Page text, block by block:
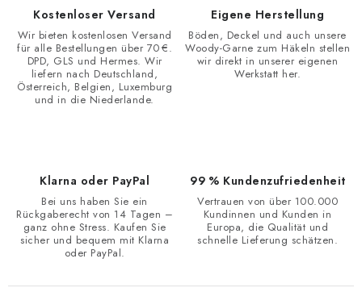
Kostenloser Versand
Wir bieten kostenlosen Versand
für alle Bestellungen über 70 €.
DPD, GLS und Hermes. Wir
liefern nach Deutschland,
Österreich, Belgien, Luxemburg
und in die Niederlande.
Eigene Herstellung
Böden, Deckel und auch unsere
Woody-Garne zum Häkeln stellen
wir direkt in unserer eigenen
Werkstatt her.
Klarna oder PayPal
Bei uns haben Sie ein
Rückgaberecht von 14 Tagen –
ganz ohne Stress. Kaufen Sie
sicher und bequem mit Klarna
oder PayPal.
99 % Kundenzufriedenheit
Vertrauen von über 100.000
Kundinnen und Kunden in
Europa, die Qualität und
schnelle Lieferung schätzen.